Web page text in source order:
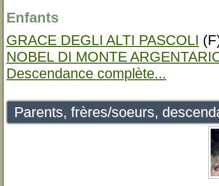
Enfants
GRACE DEGLI ALTI PASCOLI
NOBEL DI MONTE
Descendance complète...
Parents, frères/soeurs,